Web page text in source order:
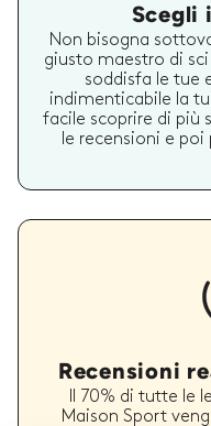
Scegli
Non bisogna
giusto maestro di
soddisfa le tue
indimenticabile la
facile scoprire di più
le recensioni e
Recensioni
Il 70% di tutte le
Maison Sport